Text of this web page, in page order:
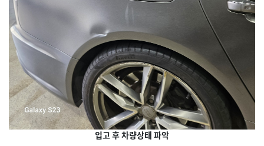
입고 후 차량상태 파악